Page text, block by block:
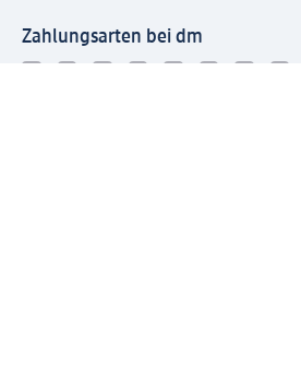
Zahlungsarten bei dm